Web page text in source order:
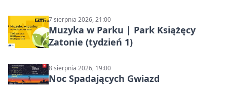
7 sierpnia 2026, 21:00
Muzyka w Parku | Park Książęcy
Zatonie (tydzień 1)
8 sierpnia 2026, 19:00
Noc Spadających Gwiazd